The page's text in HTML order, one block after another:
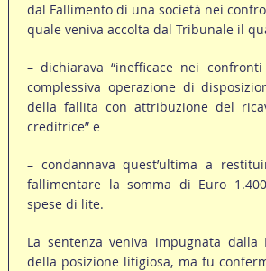
dal Fallimento di una società nei
quale veniva accolta dal Tribunale il
– dichiarava “inefficace nei
complessiva operazione di
della fallita con attribuzione del
creditrice” e
– condannava quest’ultima a
fallimentare la somma di Euro
spese di lite.
La sentenza veniva impugnata dalla
della posizione litigiosa, ma fu